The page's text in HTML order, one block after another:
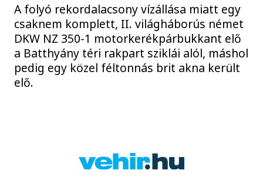
A folyó rekordalacsony vízállása miatt egy
csaknem komplett, II. világháborús német
DKW NZ 350-1 motorkerékpárbukkant elő
a Batthyány téri rakpart sziklái alól, máshol
pedig egy közel féltonnás brit akna került
elő.